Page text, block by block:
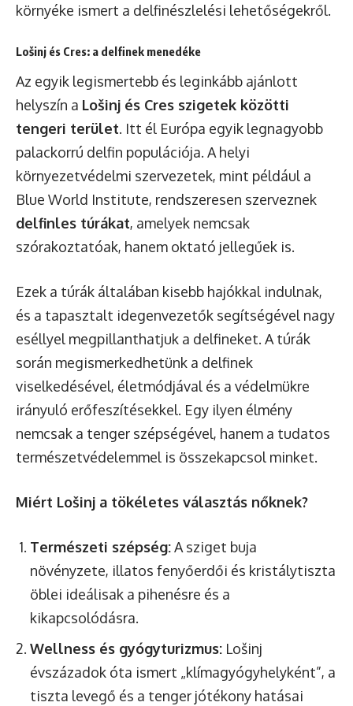
környéke ismert a delfinészlelési lehetőségekről.
Lošinj és Cres: a delfinek menedéke
Az egyik legismertebb és leginkább ajánlott
helyszín a Lošinj és Cres szigetek közötti
tengeri terület. Itt él Európa egyik legnagyobb
palackorrú delfin populációja. A helyi
környezetvédelmi szervezetek, mint például a
Blue World Institute, rendszeresen szerveznek
delfinles túrákat, amelyek nemcsak
szórakoztatóak, hanem oktató jellegűek is.
Ezek a túrák általában kisebb hajókkal indulnak,
és a tapasztalt idegenvezetők segítségével nagy
eséllyel megpillanthatjuk a delfineket. A túrák
során megismerkedhetünk a delfinek
viselkedésével, életmódjával és a védelmükre
irányuló erőfeszítésekkel. Egy ilyen élmény
nemcsak a tenger szépségével, hanem a tudatos
természetvédelemmel is összekapcsol minket.
Miért Lošinj a tökéletes választás nőknek?
Természeti szépség:A sziget buja
növényzete, illatos fenyőerdői és kristálytiszta
öblei ideálisak a pihenésre és a
kikapcsolódásra.
Wellness és gyógyturizmus: Lošinj
évszázadok óta ismert „klímagyógyhelyként”, a
tiszta levegő és a tenger jótékony hatásai